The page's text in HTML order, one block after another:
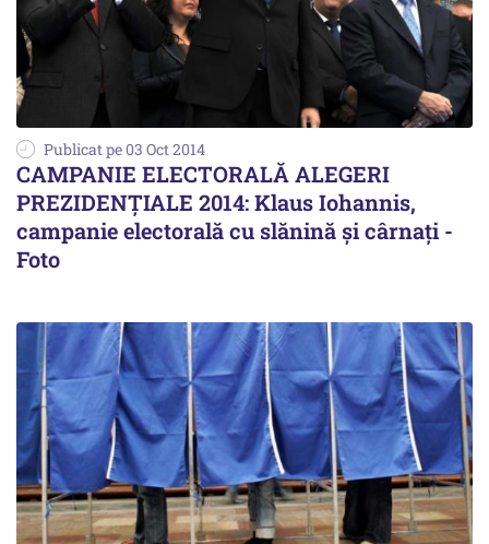
Publicat pe 03 Oct 2014
CAMPANIE ELECTORALĂ ALEGERI
PREZIDENȚIALE 2014: Klaus Iohannis,
campanie electorală cu slănină și cârnați -
Foto